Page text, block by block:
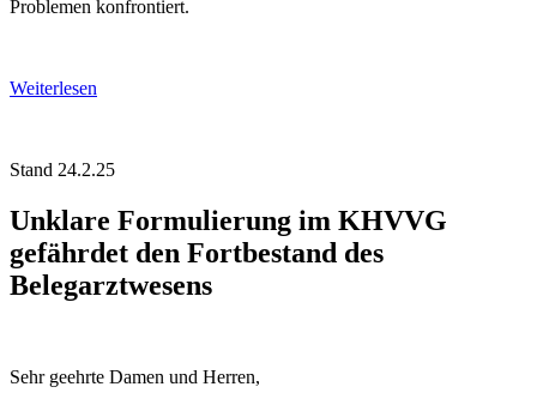
Problemen konfrontiert.
Weiterlesen
Stand 24.2.25
Unklare Formulierung im KHVVG
gefährdet den Fortbestand des
Belegarztwesens
Sehr geehrte Damen und Herren,